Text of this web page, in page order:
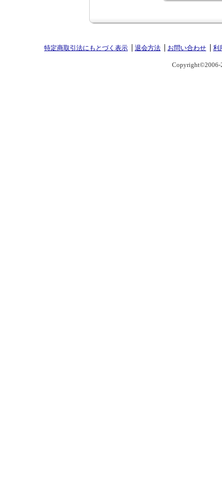
特定商取引法にもとづく表示 退会方法 お問い合わせ 利
Copyright©2006-